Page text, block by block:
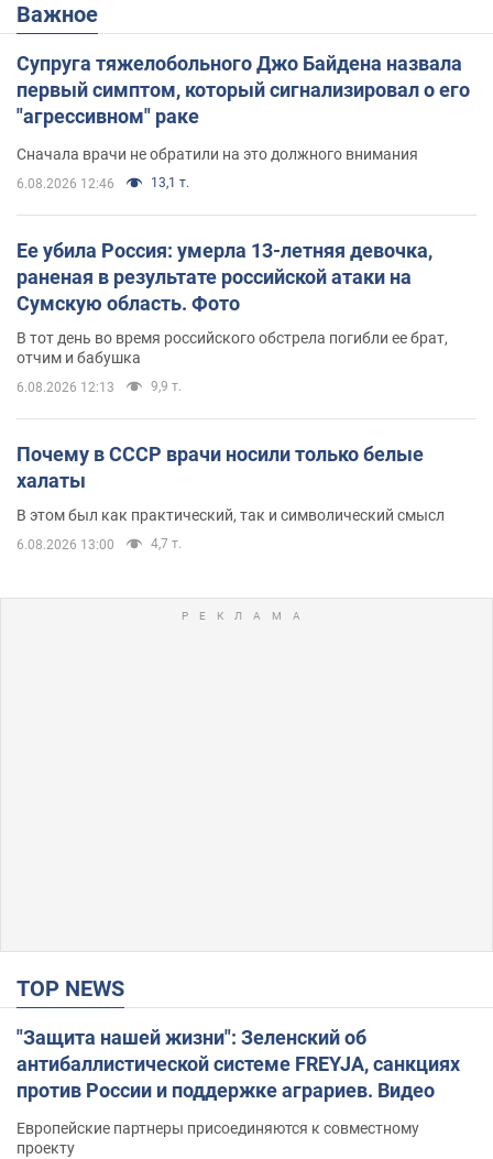
Важное
Супруга тяжелобольного Джо Байдена назвала
первый симптом, который сигнализировал о его
"агрессивном" раке
Сначала врачи не обратили на это должного внимания
6.08.2026 12:46 13,1 т.
Ее убила Россия: умерла 13-летняя девочка,
раненая в результате российской атаки на
Сумскую область. Фото
В тот день во время российского обстрела погибли ее брат,
отчим и бабушка
6.08.2026 12:13 9,9 т.
Почему в СССР врачи носили только белые
халаты
В этом был как практический, так и символический смысл
6.08.2026 13:00 4,7 т.
TOP NEWS
"Защита нашей жизни": Зеленский об
антибаллистической системе FREYJA, санкциях
против России и поддержке аграриев. Видео
Европейские партнеры присоединяются к совместному
проекту